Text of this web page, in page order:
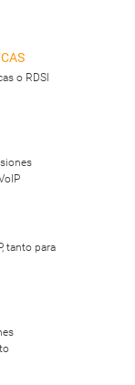
o RDSI
tanto para